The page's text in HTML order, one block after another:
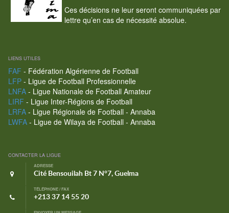
Ces décisions ne leur seront communiquées par
lettre qu’en cas de nécessité absolue.
LIENS UTILES
FAF - Fédération Algérienne de Football
LFP- Ligue de Football Professionnelle
LNFA- Ligue Nationale de Football Amateur
LIRF - Ligue Inter-Régions de Football
LRFA- Ligue Régionale de Football - Annaba
LWFA- Ligue de Wilaya de Football - Annaba
CONTACTER LA LIGUE
ADRESSE
Cité Bensouilah Bt 7 N°7, Guelma
TÉLÉPHONE / FAX
+213 37 14 55 20